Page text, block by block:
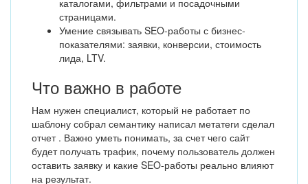
каталогами, фильтрами и посадочными
страницами.
Умение связывать SEO-работы с бизнес-
показателями: заявки, конверсии, стоимость
лида, LTV.
Что важно в работе
Нам нужен специалист, который не работает по
шаблону собрал семантику написал метатеги сделал
отчет . Важно уметь понимать, за счет чего сайт
будет получать трафик, почему пользователь должен
оставить заявку и какие SEO-работы реально влияют
на результат.